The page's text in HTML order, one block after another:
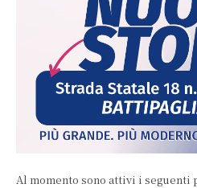
Al momento sono attivi i seguenti